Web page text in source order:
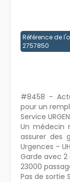
Référence de
2757850
#8458 -
pour un
Service
Un médecin
assurer des
Urgences –
Garde avec
23000
Pas de sortie